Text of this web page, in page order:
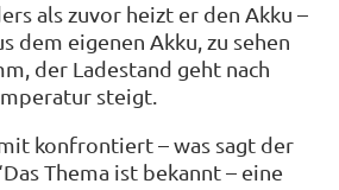
als zuvor heizt er den Akku –
dem eigenen Akku, zu sehen
der Ladestand geht nach
steigt.
konfrontiert – was sagt der
Thema ist bekannt – eine